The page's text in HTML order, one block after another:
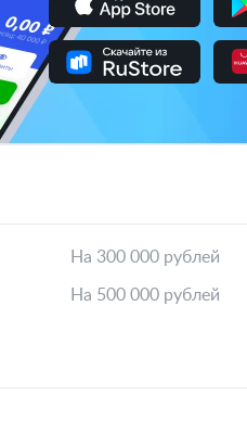
На 300 000 рублей
На 500 000 рублей